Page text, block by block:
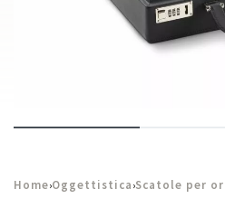
Home›Oggettistica ›Scatole per